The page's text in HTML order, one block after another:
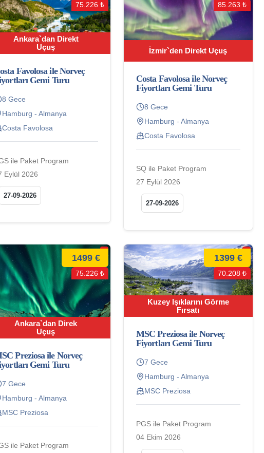
Ankara`dan Direkt
Uçuş
75.226 ₺
Favolosa ile Norveç
Gemi Turu
8 Gece
Hamburg - Almanya
Costa Favolosa
ile Paket Program
Eylül 2026
27-09-2026
İzmir`den Direkt Uçuş
85.263 ₺
Costa Favolosa ile Norveç
Fiyortları Gemi Turu
8 Gece
Hamburg - Almanya
Costa Favolosa
SQ ile Paket Program
27 Eylül 2026
27-09-2026
Ankara`dan Direk
Uçuş
1499 €
75.226 ₺
Preziosa ile Norveç
Gemi Turu
7 Gece
Hamburg - Almanya
MSC Preziosa
ile Paket Program
Kuzey Işıklarını Görme
Fırsatı
1399 €
70.208 ₺
MSC Preziosa ile Norveç
Fiyortları Gemi Turu
7 Gece
Hamburg - Almanya
MSC Preziosa
PGS ile Paket Program
04 Ekim 2026